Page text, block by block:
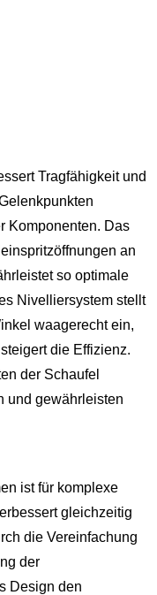
Tragfähigkeit und
Komponenten. Das
an
so optimale
Nivelliersystem stellt
waagerecht ein,
die Effizienz.
der Schaufel
und gewährleisten
ist für komplexe
gleichzeitig
die Vereinfachung
der
Design den